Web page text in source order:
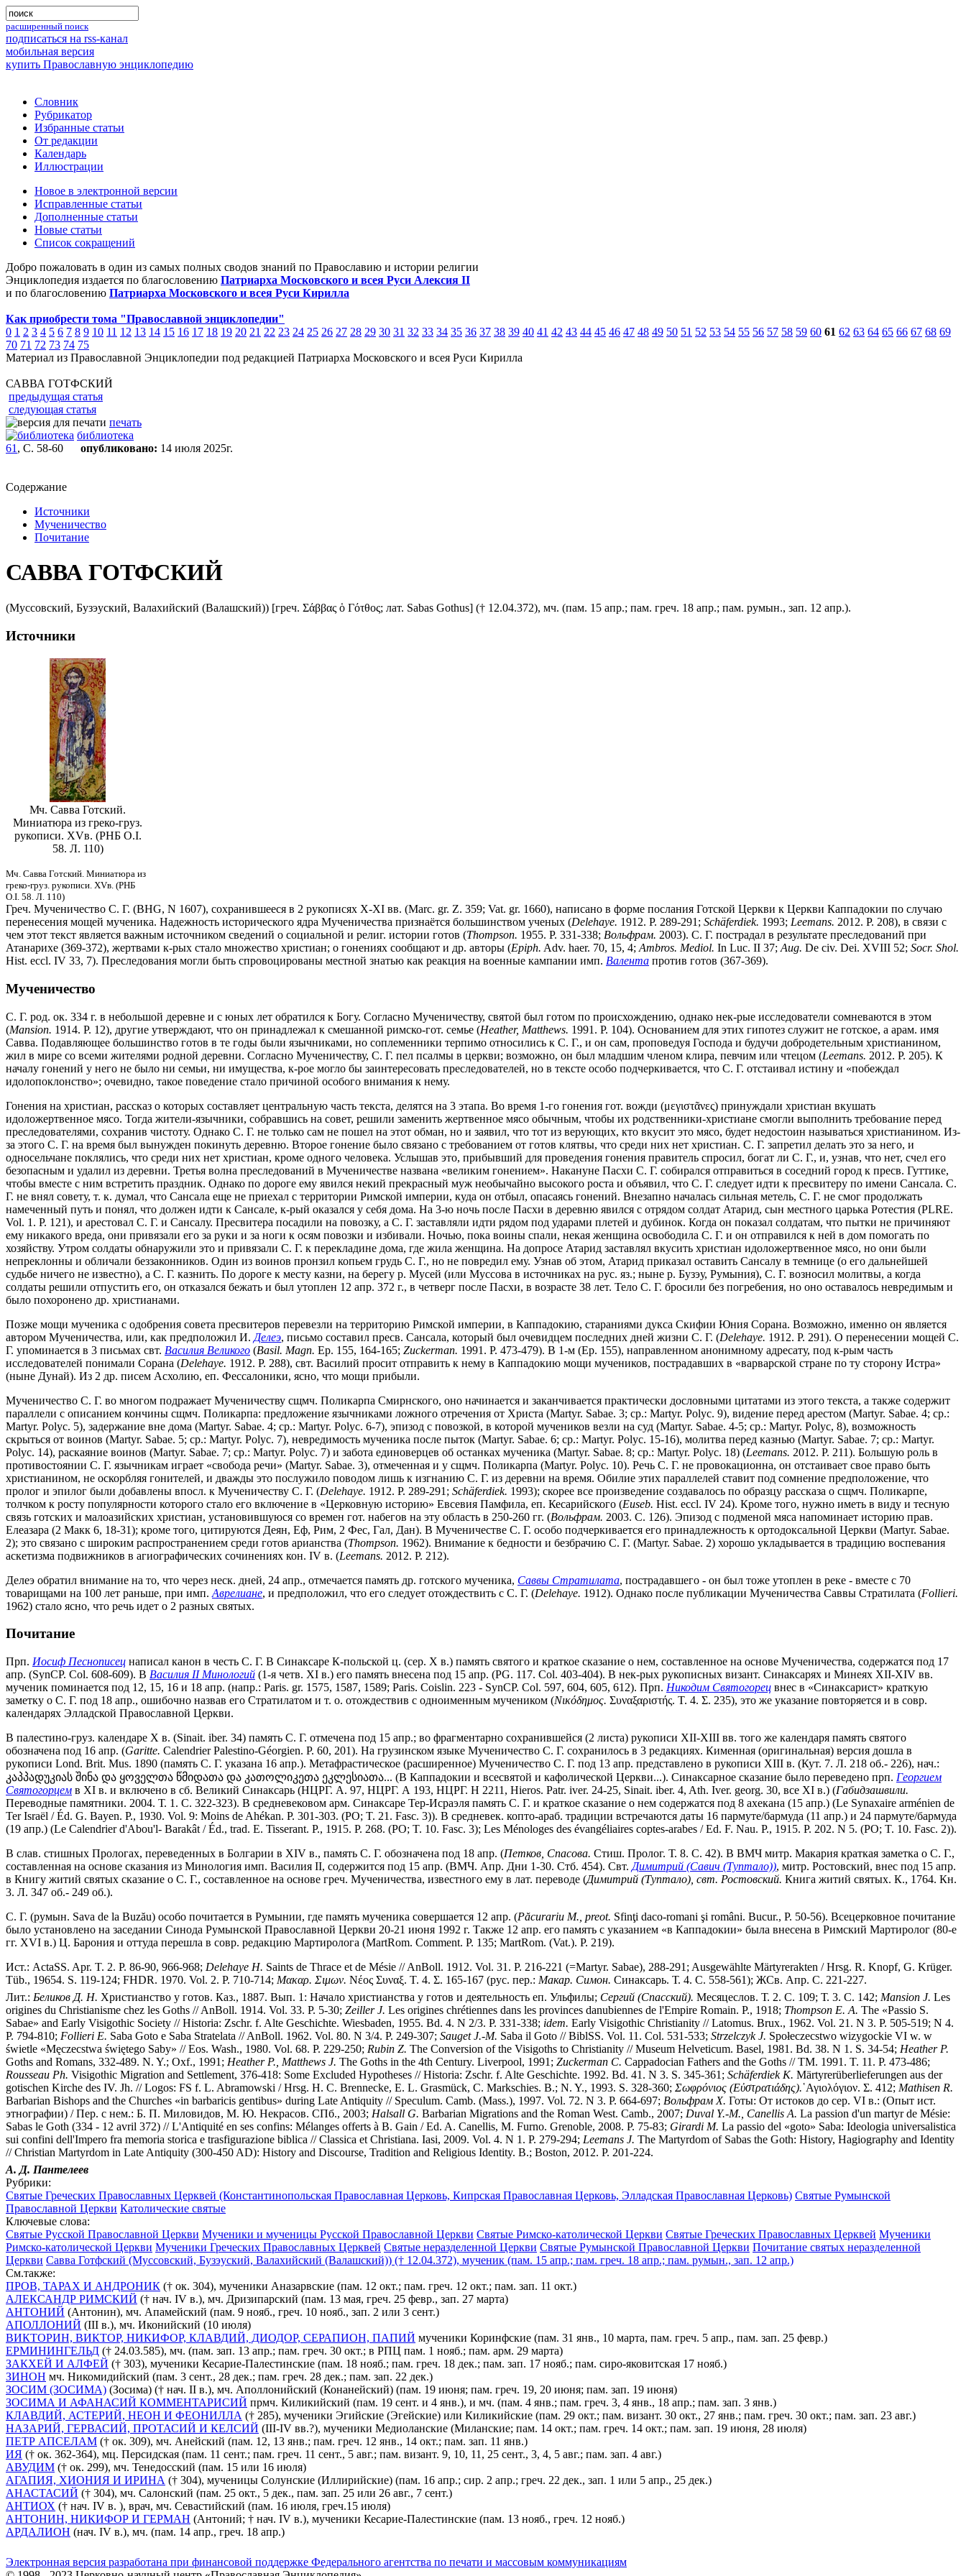
расширенный поиск
подписаться на rss-канал
мобильная версия
купить Православную энциклопедию
Словник
Рубрикатор
Избранные статьи
От редакции
Календарь
Иллюстрации
Новое в электронной версии
Исправленные статьи
Дополненные статьи
Новые статьи
Список сокращений
Добро пожаловать в один из самых полных сводов знаний по Православию и истории религии
Энциклопедия издается по благословению Патриарха Московского и всея Руси Алексия II
и по благословению Патриарха Московского и всея Руси Кирилла
Как приобрести тома "Православной энциклопедии"
0 1 2 3 4 5 6 7 8 9 10 11 12 13 14 15 16 17 18 19 20 21 22 23 24 25 26 27 28 29 30 31 32 33 34 35 36 37 38 39 40 41 42 43 44 45 46 47 48 49 50 51 52 53 54 55 56 57 58 59 60 61 62 63 64 65 66 67 68 69
70 71 72 73 74 75
Материал из Православной Энциклопедии под редакцией Патриарха Московского и всея Руси Кирилла
САВВА ГОТФСКИЙ
предыдущая статья
следующая статья
печать
библиотека
61 , С. 58-60 опубликовано: 14 июля 2025г.
Содержание
Источники
Мученичество
Почитание
САВВА ГОТФСКИЙ
(Муссовский, Бузэуский, Валахийский (Валашский)) [греч. Σάββας ὁ Γότθος; лат. Sabas Gothus] († 12.04.372), мч. (пам. 15 апр.; пам. греч. 18 апр.; пам. румын., зап. 12 апр.).
Источники
Мч. Савва Готский.
Миниатюра из греко-груз.
рукописи. XVв. (РНБ О.I.
58. Л. 110)
Мч. Савва Готский. Миниатюра из
греко-груз. рукописи. XVв. (РНБ
О.I. 58. Л. 110)
Греч. Мученичество С. Г. (BHG, N 1607), сохранившееся в 2 рукописях X-XI вв. (Marc. gr. Z. 359; Vat. gr. 1660), написано в форме послания Готской Церкви к Церкви Каппадокии по случаю
перенесения мощей мученика. Надежность исторического ядра Мученичества признаётся большинством ученых (Delehaye. 1912. P. 289-291; Schäferdiek. 1993; Leemans. 2012. P. 208), в связи с
чем этот текст является важным источником сведений о социальной и религ. истории готов (Thompson. 1955. P. 331-338; Вольфрам. 2003). С. Г. пострадал в результате преследований при
Атанарихе (369-372), жертвами к-рых стало множество христиан; о гонениях сообщают и др. авторы (Epiph. Adv. haer. 70, 15, 4; Ambros. Mediol. In Luc. II 37; Aug. De civ. Dei. XVIII 52; Socr. Shol.
Hist. eccl. IV 33, 7). Преследования могли быть спровоцированы местной знатью как реакция на военные кампании имп. Валента против готов (367-369).
Мученичество
С. Г. род. ок. 334 г. в небольшой деревне и с юных лет обратился к Богу. Согласно Мученичеству, святой был готом по происхождению, однако нек-рые исследователи сомневаются в этом
(Mansion. 1914. P. 12), другие утверждают, что он принадлежал к смешанной римско-гот. семье (Heather, Matthews. 1991. P. 104). Основанием для этих гипотез служит не готское, а арам. имя
Савва. Подавляющее большинство готов в те годы были язычниками, но соплеменники терпимо относились к С. Г., и он сам, проповедуя Господа и будучи добродетельным христианином,
жил в мире со всеми жителями родной деревни. Согласно Мученичеству, С. Г. пел псалмы в церкви; возможно, он был младшим членом клира, певчим или чтецом (Leemans. 2012. P. 205). К
началу гонений у него не было ни семьи, ни имущества, к-рое могло бы заинтересовать преследователей, но в тексте особо подчеркивается, что С. Г. отстаивал истину и «побеждал
идолопоклонство»; очевидно, такое поведение стало причиной особого внимания к нему.
Гонения на христиан, рассказ о которых составляет центральную часть текста, делятся на 3 этапа. Во время 1-го гонения гот. вожди (μεγιστᾶνες) принуждали христиан вкушать
идоложертвенное мясо. Тогда жители-язычники, собравшись на совет, решили заменить жертвенное мясо обычным, чтобы их родственники-христиане смогли выполнить требование перед
преследователями, сохранив чистоту. Однако С. Г. не только сам не пошел на этот обман, но и заявил, что тот из верующих, кто вкусит это мясо, будет недостоин называться христианином. Из-
за этого С. Г. на время был вынужден покинуть деревню. Второе гонение было связано с требованием от готов клятвы, что среди них нет христиан. С. Г. запретил делать это за него, и
односельчане поклялись, что среди них нет христиан, кроме одного человека. Услышав это, прибывший для проведения гонения правитель спросил, богат ли С. Г., и, узнав, что нет, счел его
безопасным и удалил из деревни. Третья волна преследований в Мученичестве названа «великим гонением». Накануне Пасхи С. Г. собирался отправиться в соседний город к пресв. Гуттике,
чтобы вместе с ним встретить праздник. Однако по дороге ему явился некий прекрасный муж необычайно высокого роста и объявил, что С. Г. следует идти к пресвитеру по имени Сансала. С.
Г. не внял совету, т. к. думал, что Сансала еще не приехал с территории Римской империи, куда он отбыл, опасаясь гонений. Внезапно началась сильная метель, С. Г. не смог продолжать
намеченный путь и понял, что должен идти к Сансале, к-рый оказался у себя дома. На 3-ю ночь после Пасхи в деревню явился с отрядом солдат Атарид, сын местного царька Ротестия (PLRE.
Vol. 1. P. 121), и арестовал С. Г. и Сансалу. Пресвитера посадили на повозку, а С. Г. заставляли идти рядом под ударами плетей и дубинок. Когда он показал солдатам, что пытки не причиняют
ему никакого вреда, они привязали его за руки и за ноги к осям повозки и избивали. Ночью, пока воины спали, некая женщина освободила С. Г. и он отправился к ней в дом помогать по
хозяйству. Утром солдаты обнаружили это и привязали С. Г. к перекладине дома, где жила женщина. На допросе Атарид заставлял вкусить христиан идоложертвенное мясо, но они были
непреклонны и обличали беззаконников. Один из воинов пронзил копьем грудь С. Г., но не повредил ему. Узнав об этом, Атарид приказал оставить Сансалу в темнице (о его дальнейшей
судьбе ничего не известно), а С. Г. казнить. По дороге к месту казни, на берегу р. Мусей (или Муссова в источниках на рус. яз.; ныне р. Бузэу, Румыния), С. Г. возносил молитвы, а когда
солдаты решили отпустить его, он отказался бежать и был утоплен 12 апр. 372 г., в четверг после Пасхи, в возрасте 38 лет. Тело С. Г. бросили без погребения, но оно оставалось невредимым и
было похоронено др. христианами.
Позже мощи мученика с одобрения совета пресвитеров перевезли на территорию Римской империи, в Каппадокию, стараниями дукса Скифии Юния Сорана. Возможно, именно он является
автором Мученичества, или, как предположил И. Делеэ, письмо составил пресв. Сансала, который был очевидцем последних дней жизни С. Г. (Delehaye. 1912. P. 291). О перенесении мощей С.
Г. упоминается в 3 письмах свт. Василия Великого (Basil. Magn. Ep. 155, 164-165; Zuckerman. 1991. P. 473-479). В 1-м (Ep. 155), направленном анонимному адресату, под к-рым часть
исследователей понимали Сорана (Delehaye. 1912. P. 288), свт. Василий просит отправить к нему в Каппадокию мощи мучеников, пострадавших в «варварской стране по ту сторону Истра»
(ныне Дунай). Из 2 др. писем Асхолию, еп. Фессалоники, ясно, что мощи прибыли.
Мученичество С. Г. во многом подражает Мученичеству сщмч. Поликарпа Смирнского, оно начинается и заканчивается практически дословными цитатами из этого текста, а также содержит
параллели с описанием кончины сщмч. Поликарпа: предложение язычниками ложного отречения от Христа (Martyr. Sabae. 3; ср.: Martyr. Polyc. 9), видение перед арестом (Martyr. Sabae. 4; ср.:
Martyr. Polyc. 5), задержание вне дома (Martyr. Sabae. 4; ср.: Martyr. Polyc. 6-7), эпизод с повозкой, в которой мучеников везли на суд (Martyr. Sabae. 4-5; ср.: Martyr. Polyc, 8), возможность
скрыться от воинов (Martyr. Sabae. 5; ср.: Martyr. Polyc. 7), невредимость мученика после пыток (Martyr. Sabae. 6; ср.: Martyr. Polyc. 15-16), молитва перед казнью (Martyr. Sabae. 7; ср.: Martyr.
Polyc. 14), раскаяние воинов (Martyr. Sabae. 7; ср.: Martyr. Polyc. 7) и забота единоверцев об останках мученика (Martyr. Sabae. 8; ср.: Martyr. Polyc. 18) (Leemans. 2012. P. 211). Большую роль в
противостоянии С. Г. язычникам играет «свобода речи» (Martyr. Sabae. 3), отмеченная и у сщмч. Поликарпа (Martyr. Polyc. 10). Речь С. Г. не провокационна, он отстаивает свое право быть
христианином, не оскорбляя гонителей, и дважды это послужило поводом лишь к изгнанию С. Г. из деревни на время. Обилие этих параллелей ставит под сомнение предположение, что
пролог и эпилог были добавлены впосл. к Мученичеству С. Г. (Delehaye. 1912. P. 289-291; Schäferdiek. 1993); скорее все произведение создавалось по образцу рассказа о сщмч. Поликарпе,
толчком к росту популярности которого стало его включение в «Церковную историю» Евсевия Памфила, еп. Кесарийского (Euseb. Hist. eccl. IV 24). Кроме того, нужно иметь в виду и тесную
связь готских и малоазийских христиан, установившуюся со времен гот. набегов на эту область в 250-260 гг. (Вольфрам. 2003. С. 126). Эпизод с подменой мяса напоминает историю прав.
Елеазара (2 Макк 6, 18-31); кроме того, цитируются Деян, Еф, Рим, 2 Фес, Гал, Дан). В Мученичестве С. Г. особо подчеркивается его принадлежность к ортодоксальной Церкви (Martyr. Sabae.
2); это связано с широким распространением среди готов арианства (Thompson. 1962). Внимание к бедности и безбрачию С. Г. (Martyr. Sabae. 2) хорошо укладывается в традицию воспевания
аскетизма подвижников в агиографических сочинениях кон. IV в. (Leemans. 2012. P. 212).
Делеэ обратил внимание на то, что через неск. дней, 24 апр., отмечается память др. готского мученика, Саввы Стратилата, пострадавшего - он был тоже утоплен в реке - вместе с 70
товарищами на 100 лет раньше, при имп. Аврелиане, и предположил, что его следует отождествить с С. Г. (Delehaye. 1912). Однако после публикации Мученичества Саввы Стратилата (Follieri.
1962) стало ясно, что речь идет о 2 разных святых.
Почитание
Прп. Иосиф Песнописец написал канон в честь С. Г. В Синаксаре К-польской ц. (сер. X в.) память святого и краткое сказание о нем, составленное на основе Мученичества, содержатся под 17
апр. (SynCP. Col. 608-609). В Василия II Минологий (1-я четв. XI в.) его память внесена под 15 апр. (PG. 117. Col. 403-404). В нек-рых рукописных визант. Синаксарях и Минеях XII-XIV вв.
мученик поминается под 12, 15, 16 и 18 апр. (напр.: Paris. gr. 1575, 1587, 1589; Paris. Coislin. 223 - SynCP. Col. 597, 604, 605, 612). Прп. Никодим Святогорец внес в «Синаксарист» краткую
заметку о С. Г. под 18 апр., ошибочно назвав его Стратилатом и т. о. отождествив с одноименным мучеником (Νικόδημος. Συναξαριστής. Τ. 4. Σ. 235), это же указание повторяется и в совр.
календарях Элладской Православной Церкви.
В палестино-груз. календаре X в. (Sinait. iber. 34) память С. Г. отмечена под 15 апр.; во фрагментарно сохранившейся (2 листа) рукописи XII-XIII вв. того же календаря память святого
обозначена под 16 апр. (Garitte. Calendrier Palestino-Géorgien. P. 60, 201). На грузинском языке Мученичество С. Г. сохранилось в 3 редакциях. Кименная (оригинальная) версия дошла в
рукописи Lond. Brit. Mus. 1890 (память С. Г. указана 16 апр.). Метафрастическое (расширенное) Мученичество С. Г. под 13 апр. представлено в рукописи XIII в. (Кут. 7. Л. 218 об.- 226), нач.:
კაპპადუკიას შინა და ყოველთა წმიდათა და კათოლიკეთა ეკლესიათა... (В Каппадокии и всесвятой и кафолической Церкви...). Синаксарное сказание было переведено прп. Георгием
Святогорцем в XI в. и включено в сб. Великий Синаксарь (НЦРГ. А. 97, НЦРГ. А 193, НЦРГ. Н 2211, Hieros. Patr. iver. 24-25, Sinait. iber. 4, Ath. Iver. georg. 30, все XI в.) (Габидзашвили.
Переводные памятники. 2004. Т. 1. С. 322-323). В средневековом арм. Синаксаре Тер-Исраэля память С. Г. и краткое сказание о нем содержатся под 8 ахекана (15 апр.) (Le Synaxaire arménien de
Ter Israël / Éd. G. Bayen. P., 1930. Vol. 9: Moins de Ahékan. P. 301-303. (PO; T. 21. Fasc. 3)). В средневек. копто-араб. традиции встречаются даты 16 пармуте/бармуда (11 апр.) и 24 пармуте/бармуда
(19 апр.) (Le Calendrier d'Abou'l- Barakât / Éd., trad. E. Tisserant. P., 1915. P. 268. (PO; T. 10. Fasc. 3); Les Ménologes des évangéliaires coptes-arabes / Ed. F. Nau. P., 1915. P. 202. N 5. (PO; T. 10. Fasc. 2)).
В слав. стишных Прологах, переведенных в Болгарии в XIV в., память С. Г. обозначена под 18 апр. (Петков, Спасова. Стиш. Пролог. Т. 8. С. 42). В ВМЧ митр. Макария краткая заметка о С. Г.,
составленная на основе сказания из Минология имп. Василия II, содержится под 15 апр. (ВМЧ. Апр. Дни 1-30. Стб. 454). Свт. Димитрий (Савич (Туптало)), митр. Ростовский, внес под 15 апр.
в Книгу житий святых сказание о С. Г., составленное на основе греч. Мученичества, известного ему в лат. переводе (Димитрий (Туптало), свт. Ростовский. Книга житий святых. К., 1764. Кн.
3. Л. 347 об.- 249 об.).
С. Г. (румын. Sava de la Buzău) особо почитается в Румынии, где память мученика совершается 12 апр. (Păcurariu M., preot. Sfinţi daco-romani şi români. Bucur., P. 50-56). Всецерковное почитание
было установлено на заседании Синода Румынской Православной Церкви 20-21 июня 1992 г. Также 12 апр. его память с указанием «в Каппадокии» была внесена в Римский Мартиролог (80-е
гг. XVI в.) Ц. Барония и оттуда перешла в совр. редакцию Мартиролога (MartRom. Comment. P. 135; MartRom. (Vat.). P. 219).
Ист.: ActaSS. Apr. T. 2. P. 86-90, 966-968; Delehaye H. Saints de Thrace et de Mésie // AnBoll. 1912. Vol. 31. P. 216-221 (=Martyr. Sabae), 288-291; Ausgewählte Märtyrerakten / Hrsg. R. Knopf, G. Krüger.
Tüb., 19654. S. 119-124; FHDR. 1970. Vol. 2. P. 710-714; Μακαρ. Σιμων. Νέος Συναξ. Τ. 4. Σ. 165-167 (рус. пер.: Макар. Симон. Синаксарь. Т. 4. С. 558-561); ЖСв. Апр. С. 221-227.
Лит.: Беликов Д. Н. Христианство у готов. Каз., 1887. Вып. 1: Начало христианства у готов и деятельность еп. Ульфилы; Сергий (Спасский). Месяцеслов. Т. 2. С. 109; Т. 3. С. 142; Mansion J. Les
origines du Christianisme chez les Goths // AnBoll. 1914. Vol. 33. P. 5-30; Zeiller J. Les origines chrétiennes dans les provinces danubiennes de l'Empire Romain. P., 1918; Thompson E. A. The «Passio S.
Sabae» and Early Visigothic Society // Historia: Zschr. f. Alte Geschichte. Wiesbaden, 1955. Bd. 4. N 2/3. P. 331-338; idem. Early Visigothic Christianity // Latomus. Brux., 1962. Vol. 21. N 3. P. 505-519; N 4.
P. 794-810; Follieri E. Saba Goto e Saba Stratelata // AnBoll. 1962. Vol. 80. N 3/4. P. 249-307; Sauget J.-M. Saba il Goto // BiblSS. Vol. 11. Col. 531-533; Strzelczyk J. Społeczeсstwo wizygockie VI w. w
świetle «Męczeсstwa świętego Saby» // Eos. Wash., 1980. Vol. 68. P. 229-250; Rubin Z. The Conversion of the Visigoths to Christianity // Museum Helveticum. Basel, 1981. Bd. 38. N 1. S. 34-54; Heather P.
Goths and Romans, 332-489. N. Y.; Oxf., 1991; Heather P., Matthews J. The Goths in the 4th Century. Liverpool, 1991; Zuckerman C. Cappadocian Fathers and the Goths // TM. 1991. T. 11. P. 473-486;
Rousseau Ph. Visigothic Migration and Settlement, 376-418: Some Excluded Hypotheses // Historia: Zschr. f. Alte Geschichte. 1992. Bd. 41. N 3. S. 345-361; Schäferdiek K. Märtyrerüberlieferungen aus der
gotischen Kirche des IV. Jh. // Logos: FS f. L. Abramowski / Hrsg. H. C. Brennecke, E. L. Grasmück, C. Markschies. B.; N. Y., 1993. S. 328-360; Σωφρόνιος (Εὐστρατιάδης).῾Αγιολόγιον. Σ. 412; Mathisen R.
Barbarian Bishops and the Churches «in barbaricis gentibus» during Late Antiquity // Speculum. Camb. (Mass.), 1997. Vol. 72. N 3. P. 664-697; Вольфрам X. Готы: От истоков до сер. VI в.: (Опыт ист.
этнографии) / Пер. с нем.: Б. П. Миловидов, М. Ю. Некрасов. СПб., 2003; Halsall G. Barbarian Migrations and the Roman West. Camb., 2007; Duval Y.-M., Canellis A. La passion d'un martyr de Mésie:
Sabas le Goth (334 - 12 avril 372) // L'Antiquité en ses confins: Mélanges offerts à B. Gain / Ed. A. Canellis, M. Furno. Grenoble, 2008. P. 75-83; Girardi M. La passio del «goto» Saba: Ideologia universalistica
sui confini dell'Impero fra memoria storica e trasfigurazione biblica // Classica et Christiana. Iasi, 2009. Vol. 4. N 1. P. 279-294; Leemans J. The Martyrdom of Sabas the Goth: History, Hagiography and Identity
// Christian Martyrdom in Late Antiquity (300-450 AD): History and Discourse, Tradition and Religious Identity. B.; Boston, 2012. P. 201-224.
А. Д. Пантелеев
Рубрики:
Святые Греческих Православных Церквей (Константинопольская Православная Церковь, Кипрская Православная Церковь, Элладская Православная Церковь) Святые Румынской
Православной Церкви Католические святые
Ключевые слова:
Святые Русской Православной Церкви Мученики и мученицы Русской Православной Церкви Святые Римско-католической Церкви Святые Греческих Православных Церквей Мученики
Римско-католической Церкви Мученики Греческих Православных Церквей Святые неразделенной Церкви Святые Румынской Православной Церкви Почитание святых неразделенной
Церкви Савва Готфский (Муссовский, Бузэуский, Валахийский (Валашский)) († 12.04.372), мученик (пам. 15 апр.; пам. греч. 18 апр.; пам. румын., зап. 12 апр.)
См.также:
ПРОВ, ТАРАХ И АНДРОНИК († ок. 304), мученики Аназарвские (пам. 12 окт.; пам. греч. 12 окт.; пам. зап. 11 окт.)
АЛЕКСАНДР РИМСКИЙ († нач. IV в.), мч. Дризипарский (пам. 13 мая, греч. 25 февр., зап. 27 марта)
АНТОНИЙ (Антонин), мч. Апамейский (пам. 9 нояб., греч. 10 нояб., зап. 2 или 3 сент.)
АПОЛЛОНИЙ (III в.), мч. Иконийский (10 июля)
ВИКТОРИН, ВИКТОР, НИКИФОР, КЛАВДИЙ, ДИОДОР, СЕРАПИОН, ПАПИЙ мученики Коринфские (пам. 31 янв., 10 марта, пам. греч. 5 апр., пам. зап. 25 февр.)
ЕРМИНИНГЕЛЬД († 24.03.585), мч. (пам. зап. 13 апр.; пам. греч. 30 окт.; в РПЦ пам. 1 нояб.; пам. арм. 29 марта)
ЗАКХЕЙ И АЛФЕЙ († 303), мученики Кесарие-Палестинские (пам. 18 нояб.; пам. греч. 18 дек.; пам. зап. 17 нояб.; пам. сиро-яковитская 17 нояб.)
ЗИНОН мч. Никомидийский (пам. 3 сент., 28 дек.; пам. греч. 28 дек.; пам. зап. 22 дек.)
ЗОСИМ (ЗОСИМА) (Зосима) († нач. II в.), мч. Аполлонийский (Конанейский) (пам. 19 июня; пам. греч. 19, 20 июня; пам. зап. 19 июня)
ЗОСИМА И АФАНАСИЙ КОММЕНТАРИСИЙ прмч. Киликийский (пам. 19 сент. и 4 янв.), и мч. (пам. 4 янв.; пам. греч. 3, 4 янв., 18 апр.; пам. зап. 3 янв.)
КЛАВДИЙ, АСТЕРИЙ, НЕОН И ФЕОНИЛЛА († 285), мученики Эгийские (Эгейские) или Киликийские (пам. 29 окт.; пам. визант. 30 окт., 27 янв.; пам. греч. 30 окт.; пам. зап. 23 авг.)
НАЗАРИЙ, ГЕРВАСИЙ, ПРОТАСИЙ И КЕЛСИЙ (III-IV вв.?), мученики Медиоланские (Миланские; пам. 14 окт.; пам. греч. 14 окт.; пам. зап. 19 июня, 28 июля)
ПЕТР АПСЕЛАМ († ок. 309), мч. Анейский (пам. 12, 13 янв.; пам. греч. 12 янв., 14 окт.; пам. зап. 11 янв.)
ИЯ († ок. 362-364), мц. Персидская (пам. 11 сент.; пам. греч. 11 сент., 5 авг.; пам. визант. 9, 10, 11, 25 сент., 3, 4, 5 авг.; пам. зап. 4 авг.)
АВУДИМ († ок. 299), мч. Тенедосский (пам. 15 или 16 июля)
АГАПИЯ, ХИОНИЯ И ИРИНА († 304), мученицы Солунские (Иллирийские) (пам. 16 апр.; сир. 2 апр.; греч. 22 дек., зап. 1 или 5 апр., 25 дек.)
АНАСТАСИЙ († 304), мч. Салонский (пам. 25 окт., 5 дек., пам. зап. 25 или 26 авг., 7 сент.)
АНТИОХ († нач. IV в. ), врач, мч. Севастийский (пам. 16 июля, греч.15 июля)
АНТОНИН, НИКИФОР И ГЕРМАН (Антоний; † нач. IV в.), мученики Кесарие-Палестинские (пам. 13 нояб., греч. 12 нояб.)
АРДАЛИОН (нач. IV в.), мч. (пам. 14 апр., греч. 18 апр.)
Электронная версия разработана при финансовой поддержке Федерального агентства по печати и массовым коммуникациям